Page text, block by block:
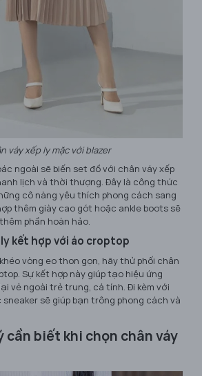
váy xếp ly mặc với blazer
ngoài sẽ biến set đồ với chân váy xếp
lịch và thời thượng. Đây là công thức
cô nàng yêu thích phong cách sang
thêm giày cao gót hoặc ankle boots sẽ
phần hoàn hảo.
ly kết hợp với áo croptop
vòng eo thon gọn, hãy thử phối chân
Sự kết hợp này giúp tạo hiệu ứng
vẻ ngoài trẻ trung, cá tính. Đi kèm với
sẽ giúp bạn trông phong cách và
cần biết khi chọn chân váy